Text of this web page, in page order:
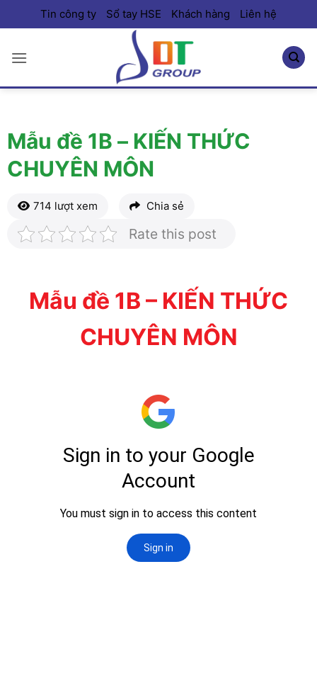
qua
dung
Tin công ty Sổ tay HSE Khách hàng Liên hệ
Mẫu đề 1B – KIẾN THỨC
CHUYÊN MÔN
714 lượt xem Chia sẻ
Rate this post
Mẫu đề 1B – KIẾN THỨC
CHUYÊN MÔN